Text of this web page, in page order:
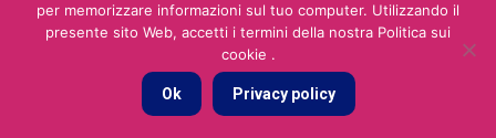
per memorizzare informazioni sul tuo computer. Utilizzando il
presente sito Web, accetti i termini della nostra Politica sui
cookie .
Ok Privacy policy